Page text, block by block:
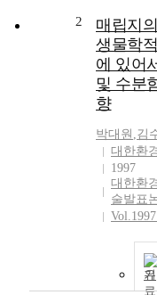
2
매립지
생물학
에 있어
및 수분
향
박대원 ,김
대한환
1997
대한환
술발표
기